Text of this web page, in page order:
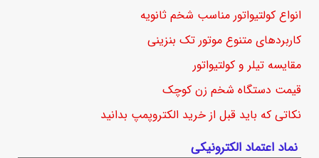
انواع کولتیواتور مناسب شخم ثانویه
کاربردهای متنوع موتور تک بنزینی
مقایسه تیلر و کولتیواتور
قیمت دستگاه شخم زن کوچک
نکاتی که باید قبل از خرید الکتروپمپ بدانید
نماد اعتماد الکترونیکی